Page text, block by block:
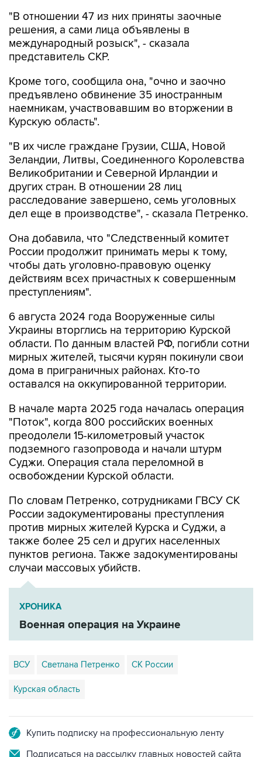
"В отношении 47 из них приняты заочные
решения, а сами лица объявлены в
международный розыск", - сказала
представитель СКР.
Кроме того, сообщила она, "очно и заочно
предъявлено обвинение 35 иностранным
наемникам, участвовавшим во вторжении в
Курскую область".
"В их числе граждане Грузии, США, Новой
Зеландии, Литвы, Соединенного Королевства
Великобритании и Северной Ирландии и
других стран. В отношении 28 лиц
расследование завершено, семь уголовных
дел еще в производстве", - сказала Петренко.
Она добавила, что "Cледственный комитет
России продолжит принимать меры к тому,
чтобы дать уголовно-правовую оценку
действиям всех причастных к совершенным
преступлениям".
6 августа 2024 года Вооруженные силы
Украины вторглись на территорию Курской
области. По данным властей РФ, погибли сотни
мирных жителей, тысячи курян покинули свои
дома в приграничных районах. Кто-то
оставался на оккупированной территории.
В начале марта 2025 года началась операция
"Поток", когда 800 российских военных
преодолели 15-километровый участок
подземного газопровода и начали штурм
Суджи. Операция стала переломной в
освобождении Курской области.
По словам Петренко, сотрудниками ГВСУ СК
России задокументированы преступления
против мирных жителей Курска и Суджи, а
также более 25 сел и других населенных
пунктов региона. Также задокументированы
случаи массовых убийств.
ХРОНИКА
Военная операция на Украине
ВСУ Светлана Петренко СК России
Курская область
Купить подписку на профессиональную ленту
Подписаться на рассылку главных новостей сайта